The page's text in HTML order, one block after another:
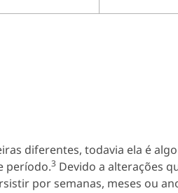
diferentes, todavia ela é
período.3 Devido a alterações
por semanas, meses ou